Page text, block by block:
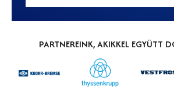
PARTNEREINK, AKIKKEL EGYÜTT